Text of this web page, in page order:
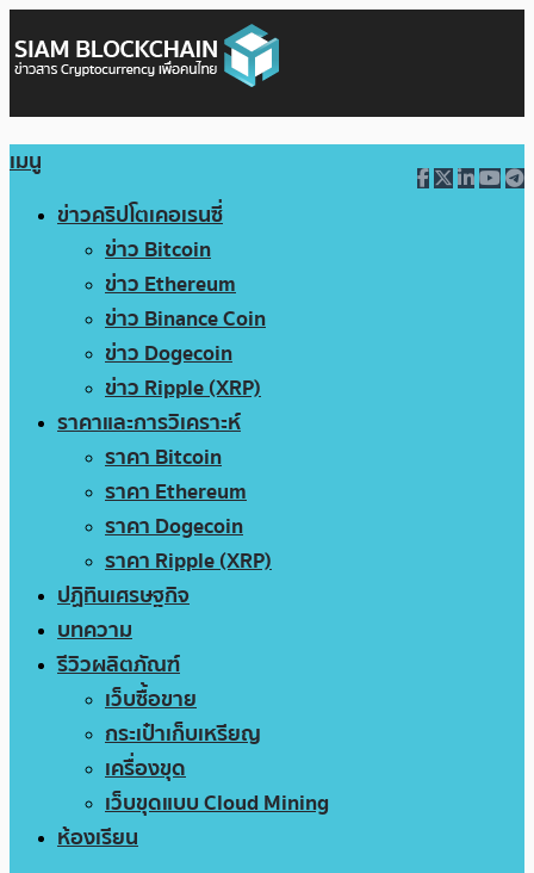
เมนู
ข่าวคริปโตเคอเรนซี่
ข่าว Bitcoin
ข่าว Ethereum
ข่าว Binance Coin
ข่าว Dogecoin
ข่าว Ripple (XRP)
ราคาและการวิเคราะห์
ราคา Bitcoin
ราคา Ethereum
ราคา Dogecoin
ราคา Ripple (XRP)
ปฏิทินเศรษฐกิจ
บทความ
รีวิวผลิตภัณฑ์
เว็บซื้อขาย
กระเป๋าเก็บเหรียญ
เครื่องขุด
เว็บขุดแบบ Cloud Mining
ห้องเรียน